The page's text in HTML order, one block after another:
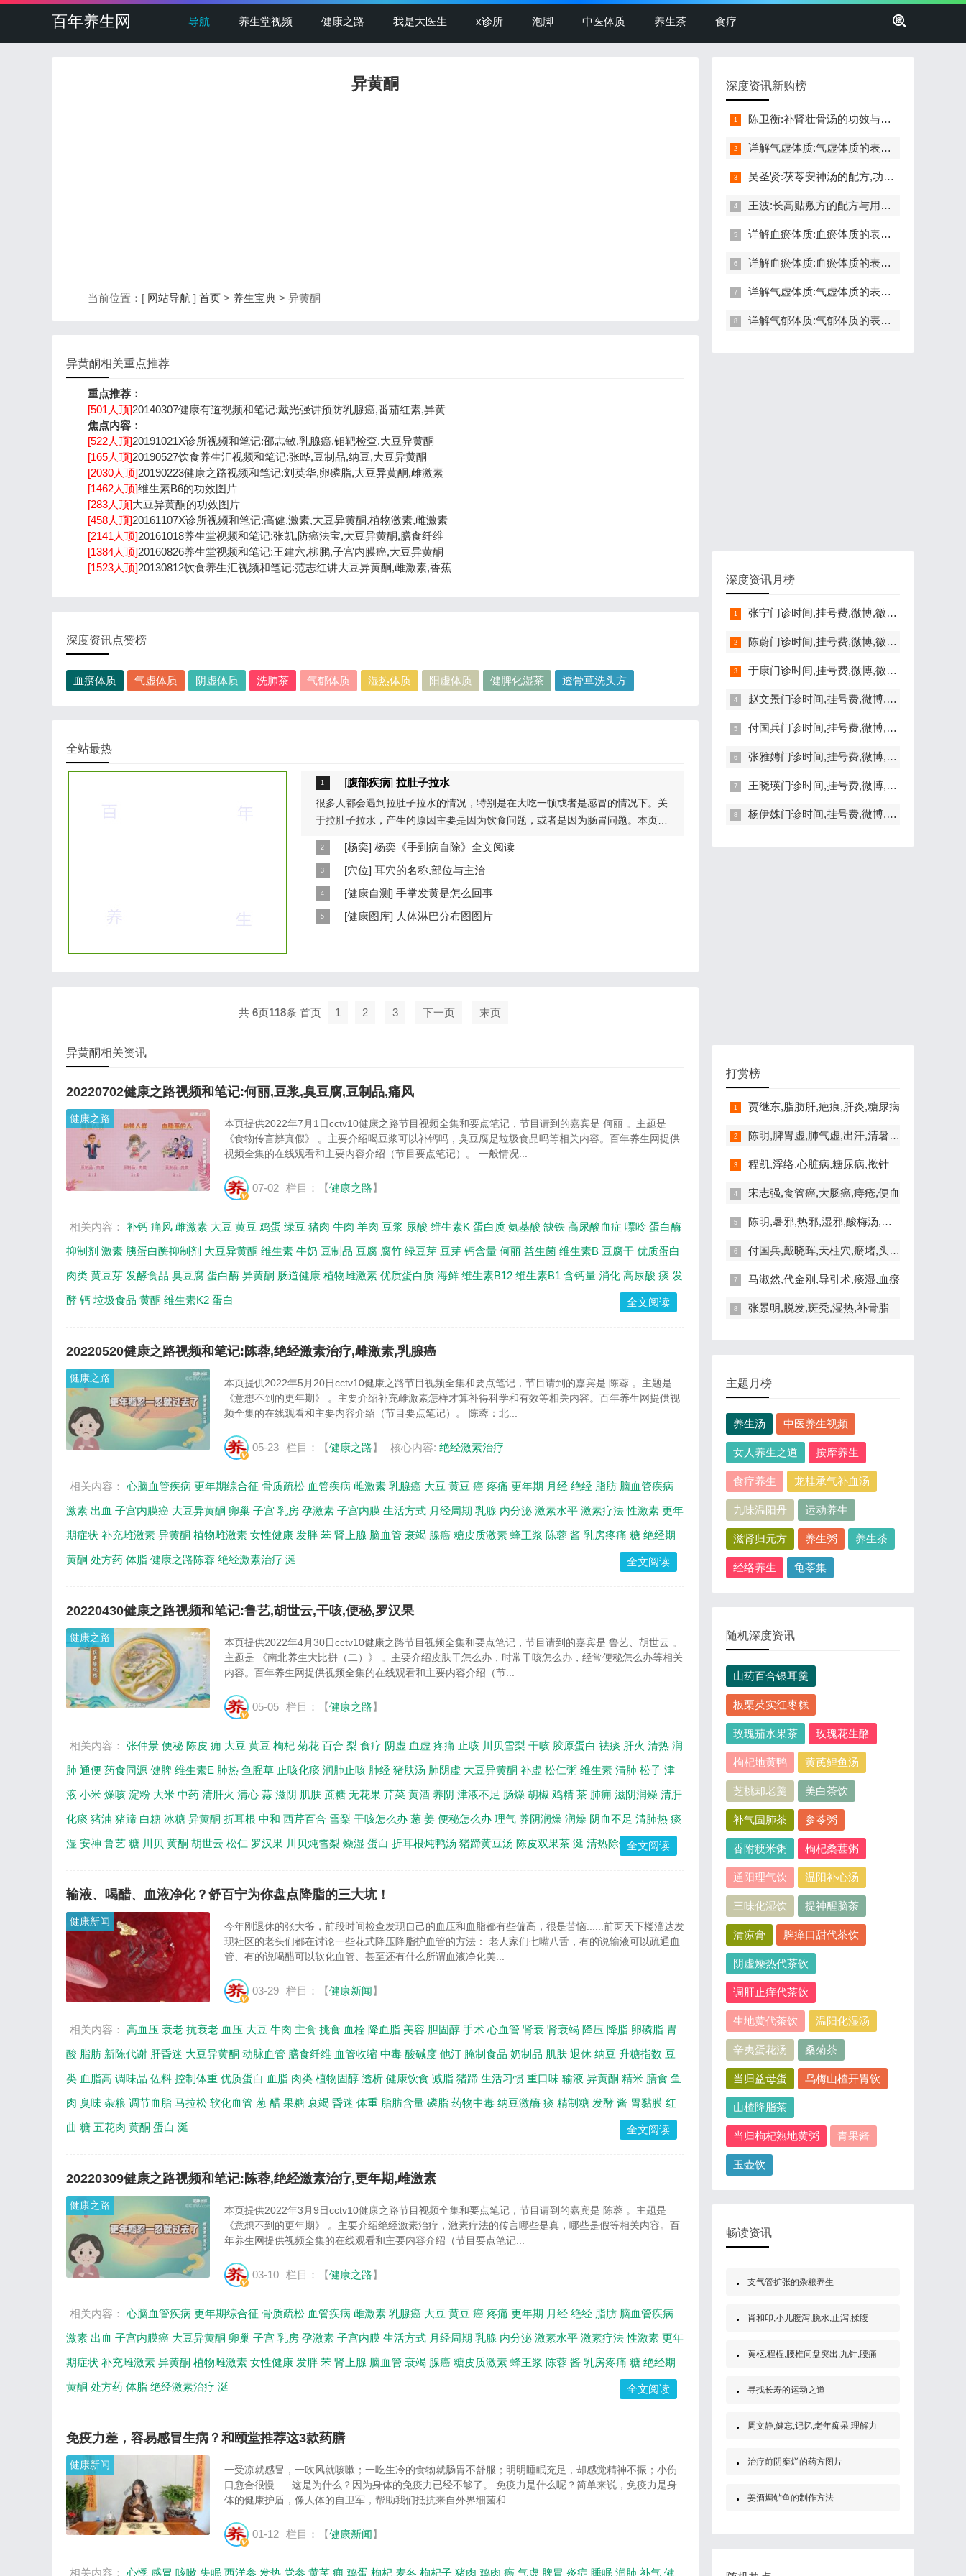
百年养生网 导航 养生堂视频 健康之路 我是大医生 x诊所 泡脚 中医体质 养生茶 食疗
异黄酮
当前位置：[ 网站导航 ] 首页 > 养生宝典 > 异黄酮
异黄酮相关重点推荐
重点推荐：
[501人顶]20140307健康有道视频和笔记:戴光强讲预防乳腺癌,番茄红素,异黄
焦点内容：
[522人顶]20191021X诊所视频和笔记:邵志敏,乳腺癌,钼靶检查,大豆异黄酮
[165人顶]20190527饮食养生汇视频和笔记:张晔,豆制品,纳豆,大豆异黄酮
[2030人顶]20190223健康之路视频和笔记:刘英华,卵磷脂,大豆异黄酮,雌激素
[1462人顶]维生素B6的功效图片
[283人顶]大豆异黄酮的功效图片
[458人顶]20161107X诊所视频和笔记:高健,激素,大豆异黄酮,植物激素,雌激素
[2141人顶]20161018养生堂视频和笔记:张凯,防癌法宝,大豆异黄酮,膳食纤维
[1384人顶]20160826养生堂视频和笔记:王建六,柳鹏,子宫内膜癌,大豆异黄酮
[1523人顶]20130812饮食养生汇视频和笔记:范志红讲大豆异黄酮,雌激素,香蕉
深度资讯点赞榜
血瘀体质 气虚体质 阴虚体质 洗肺茶 气郁体质 湿热体质 阳虚体质 健脾化湿茶 透骨草洗头方
全站最热
[腹部疾病] 拉肚子拉水
很多人都会遇到拉肚子拉水的情况，特别是在大吃一顿或者是感冒的情况下。关
于拉肚子拉水，产生的原因主要是因为饮食问题，或者是因为肠胃问题。本页
[杨奕] 杨奕《手到病自除》全文阅读
本页提供杨奕手到病自除全文阅读。包括完整目录、共计6大章，66个小节的详
细内容。涉及到全身的各个反射区，以及自然疗法、反射区疗法、食疗等。另
外...
[穴位] 耳穴的名称,部位与主治
耳穴在耳郭的分布有一定规律，耳穴在耳郭的分布犹如一个倒置在子宫内的胎
儿，头部朝下，臀部朝上。其分布的规律是，与面颊相应的穴位在耳垂；与上肢
相...
[健康自测] 手掌发黄是怎么回事
手掌发黄，一般是血管内血液不充盈或是皮肤营养不良的表现，这种情况通常是
[健康图库] 人体淋巴分布图图片
共 6页118条 首页 1 2 3 下一页 末页
异黄酮相关资讯
20220702健康之路视频和笔记:何丽,豆浆,臭豆腐,豆制品,痛风
健康之路
本页提供2022年7月1日cctv10健康之路节目视频全集和要点笔记，节目请到的嘉宾是 何丽 。主题是
《食物传言辨真假》 。主要介绍喝豆浆可以补钙吗，臭豆腐是垃圾食品吗等相关内容。百年养生网提供
视频全集的在线观看和主要内容介绍（节目要点笔记）。 一般情况...
07-02 栏目：【健康之路】
相关内容： 补钙 痛风 雌激素 大豆 黄豆 鸡蛋 绿豆 猪肉 牛肉 羊肉 豆浆 尿酸 维生素K 蛋白质 氨基酸 缺铁 高尿酸血症 嘌呤 蛋白酶
抑制剂 激素 胰蛋白酶抑制剂 大豆异黄酮 维生素 牛奶 豆制品 豆腐 腐竹 绿豆芽 豆芽 钙含量 何丽 益生菌 维生素B 豆腐干 优质蛋白
肉类 黄豆芽 发酵食品 臭豆腐 蛋白酶 异黄酮 肠道健康 植物雌激素 优质蛋白质 海鲜 维生素B12 维生素B1 含钙量 消化 高尿酸 痰 发
酵 钙 垃圾食品 黄酮 维生素K2 蛋白 全文阅读
20220520健康之路视频和笔记:陈蓉,绝经激素治疗,雌激素,乳腺癌
健康之路
本页提供2022年5月20日cctv10健康之路节目视频全集和要点笔记，节目请到的嘉宾是 陈蓉 。主题是
《意想不到的更年期》 。主要介绍补充雌激素怎样才算补得科学和有效等相关内容。百年养生网提供视
频全集的在线观看和主要内容介绍（节目要点笔记）。 陈蓉：北...
05-23 栏目：【健康之路】 核心内容: 绝经激素治疗
相关内容： 心脑血管疾病 更年期综合征 骨质疏松 血管疾病 雌激素 乳腺癌 大豆 黄豆 癌 疼痛 更年期 月经 绝经 脂肪 脑血管疾病
激素 出血 子宫内膜癌 大豆异黄酮 卵巢 子宫 乳房 孕激素 子宫内膜 生活方式 月经周期 乳腺 内分泌 激素水平 激素疗法 性激素 更年
期症状 补充雌激素 异黄酮 植物雌激素 女性健康 发胖 苯 肾上腺 脑血管 衰竭 腺癌 糖皮质激素 蜂王浆 陈蓉 酱 乳房疼痛 糖 绝经期
黄酮 处方药 体脂 健康之路陈蓉 绝经激素治疗 涎 全文阅读
20220430健康之路视频和笔记:鲁艺,胡世云,干咳,便秘,罗汉果
健康之路
本页提供2022年4月30日cctv10健康之路节目视频全集和要点笔记，节目请到的嘉宾是 鲁艺、胡世云 。
主题是 《南北养生大比拼（二）》 。主要介绍皮肤干怎么办，时常干咳怎么办，经常便秘怎么办等相关
内容。百年养生网提供视频全集的在线观看和主要内容介绍（节...
05-05 栏目：【健康之路】
相关内容： 张仲景 便秘 陈皮 痈 大豆 黄豆 枸杞 菊花 百合 梨 食疗 阴虚 血虚 疼痛 止咳 川贝雪梨 干咳 胶原蛋白 祛痰 肝火 清热 润
肺 通便 药食同源 健脾 维生素E 肺热 鱼腥草 止咳化痰 润肺止咳 肺经 猪肤汤 肺阴虚 大豆异黄酮 补虚 松仁粥 维生素 清肺 松子 津
液 小米 燥咳 淀粉 大米 中药 清肝火 清心 蒜 滋阴 肌肤 蔗糖 无花果 芹菜 黄酒 养阴 津液不足 肠燥 胡椒 鸡精 茶 肺痈 滋阴润燥 清肝
化痰 猪油 猪蹄 白糖 冰糖 异黄酮 折耳根 中和 西芹百合 雪梨 干咳怎么办 葱 姜 便秘怎么办 理气 养阴润燥 润燥 阴血不足 清肺热 痰
湿 安神 鲁艺 糖 川贝 黄酮 胡世云 松仁 罗汉果 川贝炖雪梨 燥湿 蛋白 折耳根炖鸭汤 猪蹄黄豆汤 陈皮双果茶 涎 清热除烦全文阅读
输液、喝醋、血液净化？舒百宁为你盘点降脂的三大坑！
健康新闻
今年刚退休的张大爷，前段时间检查发现自己的血压和血脂都有些偏高，很是苦恼......前两天下楼溜达发
现社区的老头们都在讨论一些花式降压降脂护血管的方法： 老人家们七嘴八舌，有的说输液可以疏通血
管、有的说喝醋可以软化血管、甚至还有什么所谓血液净化美...
03-29 栏目：【健康新闻】
相关内容： 高血压 衰老 抗衰老 血压 大豆 牛肉 主食 挑食 血栓 降血脂 美容 胆固醇 手术 心血管 肾衰 肾衰竭 降压 降脂 卵磷脂 胃
酸 脂肪 新陈代谢 肝昏迷 大豆异黄酮 动脉血管 膳食纤维 血管收缩 中毒 酸碱度 他汀 腌制食品 奶制品 肌肤 退休 纳豆 升糖指数 豆
类 血脂高 调味品 佐料 控制体重 优质蛋白 血脂 肉类 植物固醇 透析 健康饮食 减脂 猪蹄 生活习惯 重口味 输液 异黄酮 精米 膳食 鱼
肉 臭味 杂粮 调节血脂 马拉松 软化血管 葱 醋 果糖 衰竭 昏迷 体重 脂肪含量 磷脂 药物中毒 纳豆激酶 痰 精制糖 发酵 酱 胃黏膜 红
曲 糖 五花肉 黄酮 蛋白 涎 全文阅读
20220309健康之路视频和笔记:陈蓉,绝经激素治疗,更年期,雌激素
健康之路
本页提供2022年3月9日cctv10健康之路节目视频全集和要点笔记，节目请到的嘉宾是 陈蓉 。主题是
《意想不到的更年期》 。主要介绍绝经激素治疗，激素疗法的传言哪些是真，哪些是假等相关内容。百
年养生网提供视频全集的在线观看和主要内容介绍（节目要点笔记...
03-10 栏目：【健康之路】
相关内容： 心脑血管疾病 更年期综合征 骨质疏松 血管疾病 雌激素 乳腺癌 大豆 黄豆 癌 疼痛 更年期 月经 绝经 脂肪 脑血管疾病
激素 出血 子宫内膜癌 大豆异黄酮 卵巢 子宫 乳房 孕激素 子宫内膜 生活方式 月经周期 乳腺 内分泌 激素水平 激素疗法 性激素 更年
期症状 补充雌激素 异黄酮 植物雌激素 女性健康 发胖 苯 肾上腺 脑血管 衰竭 腺癌 糖皮质激素 蜂王浆 陈蓉 酱 乳房疼痛 糖 绝经期
黄酮 处方药 体脂 绝经激素治疗 涎 全文阅读
免疫力差，容易感冒生病？和颐堂推荐这3款药膳
健康新闻
一受凉就感冒，一吹风就咳嗽；一吃生冷的食物就肠胃不舒服；明明睡眠充足，却感觉精神不振；小伤
口愈合很慢......这是为什么？因为身体的免疫力已经不够了。 免疫力是什么呢？简单来说，免疫力是身
体的健康护盾，像人体的自卫军，帮助我们抵抗来自外界细菌和...
01-12 栏目：【健康新闻】
相关内容： 心悸 感冒 咳嗽 失眠 西洋参 发热 党参 黄芪 痈 鸡蛋 枸杞 麦冬 枸杞子 猪肉 鸡肉 癌 气虚 脾胃 炎症 睡眠 润肺 补气 健
深度资讯新购榜
陈卫衡:补肾壮骨汤的功效与作用,配方与禁忌,髋关节损伤,腿脚不便
详解气虚体质:气虚体质的表现症状,自测题,怎么调理,食疗药膳
吴圣贤:茯苓安神汤的配方,功效与作用,怎么做,不适合的人,失眠
王波:长高贴敷方的配方与用法,功效与禁忌,长高,命门穴,生长激素
详解血瘀体质:血瘀体质的表现症状,自测题,怎么调理,食疗药膳
详解血瘀体质:血瘀体质的表现症状,自测题,怎么调理,食疗药膳
详解气虚体质:气虚体质的表现症状,自测题,怎么调理,食疗药膳
详解气郁体质:气郁体质的表现症状,自测题,怎么调理,食疗药膳
深度资讯月榜
张宁门诊时间,挂号费,微博,微信,抖音,网上挂号,咨询电话,在线咨询
陈蔚门诊时间,挂号费,微博,微信,抖音,网上挂号,咨询电话,在线咨询
于康门诊时间,挂号费,微博,微信,抖音,网上挂号,咨询电话,在线咨询
赵文景门诊时间,挂号费,微博,微信,抖音,网上挂号,咨询电话,在线咨询
付国兵门诊时间,挂号费,微博,微信,抖音,网上挂号,咨询电话,在线咨询
张雅娉门诊时间,挂号费,微博,微信,抖音,网上挂号,咨询电话,在线咨询
王晓瑛门诊时间,挂号费,微博,微信,抖音,网上挂号,咨询电话,在线咨询
杨伊姝门诊时间,挂号费,微博,微信,抖音,网上挂号,咨询电话,在线咨询
打赏榜
贾继东,脂肪肝,疤痕,肝炎,糖尿病
陈明,脾胃虚,肺气虚,出汗,清暑益气汤
程凯,浮络,心脏病,糖尿病,揿针
宋志强,食管癌,大肠癌,痔疮,便血
陈明,暑邪,热邪,湿邪,酸梅汤,脾胃虚寒
付国兵,戴晓晖,天柱穴,瘀堵,头晕,失眠
马淑然,代金刚,导引术,痰湿,血瘀
张景明,脱发,斑秃,湿热,补骨脂
主题月榜
养生汤 中医养生视频
女人养生之道 按摩养生
食疗养生 龙桂承气补血汤
九味温阳丹 运动养生
滋肾归元方 养生粥 养生茶
经络养生 龟苓集
随机深度资讯
山药百合银耳羹
板栗芡实红枣糕
玫瑰茄水果茶 玫瑰花生酪
枸杞地黄鸭 黄芪鲤鱼汤
芝桃却老羹 美白茶饮
补气固肺茶 参苓粥
香附粳米粥 枸杞桑葚粥
通阳理气饮 温阳补心汤
三味化湿饮 提神醒脑茶
清凉膏 脾瘅口甜代茶饮
阴虚燥热代茶饮
调肝止痒代茶饮
生地黄代茶饮 温阳化湿汤
辛夷蛋花汤 桑菊茶
当归益母蛋 乌梅山楂开胃饮
山楂降脂茶
当归枸杞熟地黄粥 青果酱
玉壶饮
畅读资讯
支气管扩张的杂粮养生
肖和印,小儿腹泻,脱水,止泻,揉腹
黄枢,程桯,腰椎间盘突出,九针,腰痛
寻找长寿的运动之道
周文静,健忘,记忆,老年痴呆,理解力
治疗前阴糜烂的药方图片
姜酒焗鲈鱼的制作方法